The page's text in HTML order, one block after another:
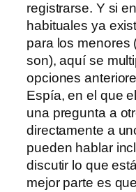
registrarse. Y si
habituales ya
para los menores
son), aquí se
opciones
Espía, en el que
una pregunta a
directamente a
pueden hablar
discutir lo que
mejor parte es